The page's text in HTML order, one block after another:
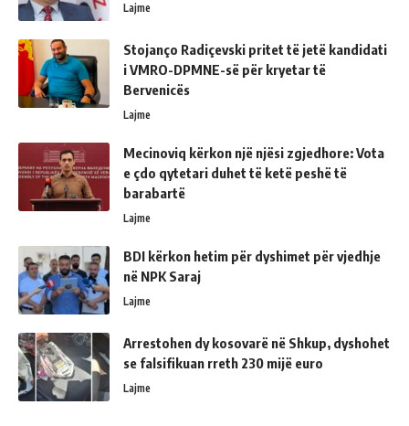
Lajme
Stojanço Radiçevski pritet të jetë kandidati
i VMRO-DPMNE-së për kryetar të
Bervenicës
Lajme
Mecinoviq kërkon një njësi zgjedhore: Vota
e çdo qytetari duhet të ketë peshë të
barabartë
Lajme
BDI kërkon hetim për dyshimet për vjedhje
në NPK Saraj
Lajme
Arrestohen dy kosovarë në Shkup, dyshohet
se falsifikuan rreth 230 mijë euro
Lajme